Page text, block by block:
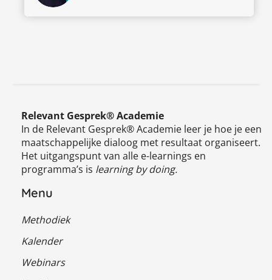
Relevant Gesprek® Academie
In de Relevant Gesprek® Academie leer je hoe je een
maatschappelijke dialoog met resultaat organiseert.
Het uitgangspunt van alle e-learnings en
programma’s is learning by doing.
Menu
Methodiek
Kalender
Webinars